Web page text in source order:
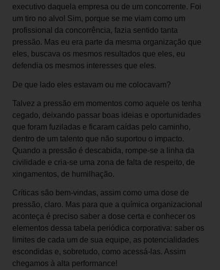
executivo daquela empresa ou de um concorrente. Foi
um tiro no alvo! Sim, porque se me viam como um
profissional da concorrência, fazia sentido tanta
pressão. Mas eu era parte da mesma organização que
eles, buscava os mesmos resultados que eles, eu
defendia os mesmos interesses que eles.
De que lado eles estavam ou me colocavam?
Talvez a pressão em momentos como aquele os tenha
cegado, deixando passar boas ideias e oportunidades
que foram fuziladas e ficaram caídas pelo caminho,
dentro de um talento que não suportou o impacto.
Quando a pressão é descabida, rompe-se a linha da
civilidade e cria-se uma zona de falta de respeito, de
xingamentos, de humilhação.
Críticas são bem-vindas, assim como uma dose de
pressão, claro. Mas para que a química organizacional
aconteça é preciso saber a dose certa e conhecer os
elementos dessa tabela periódica corporativa: saber os
limites de cada um de sua equipe, as potencialidades
escondidas e, sobretudo, como acessá-las. Assim
chegamos à alta performance!